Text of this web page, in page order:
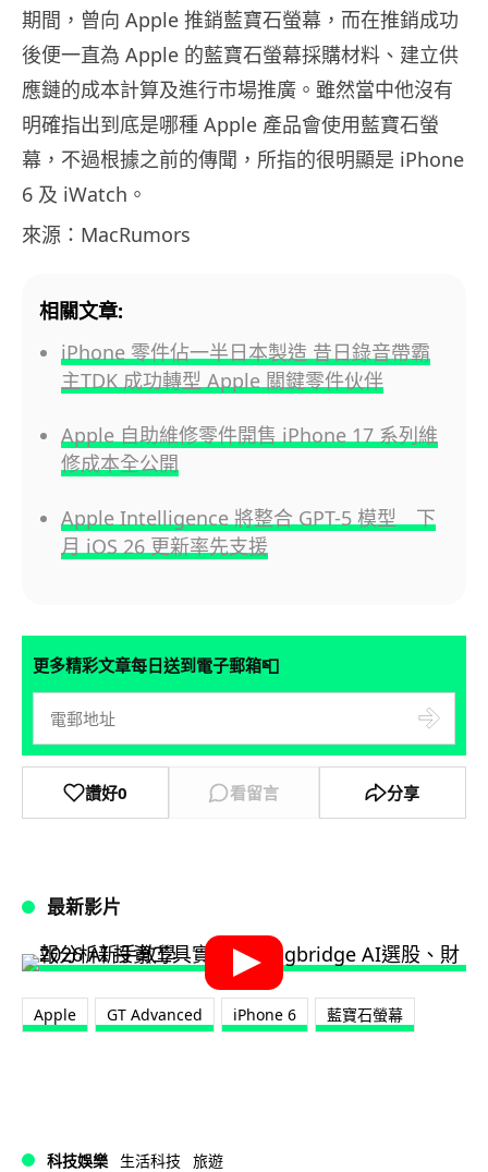
期間，曾向 Apple 推銷藍寶石螢幕，而在推銷成功
後便一直為 Apple 的藍寶石螢幕採購材料、建立供
應鏈的成本計算及進行市場推廣。雖然當中他沒有
明確指出到底是哪種 Apple 產品會使用藍寶石螢
幕，不過根據之前的傳聞，所指的很明顯是 iPhone
6 及 iWatch。
來源：MacRumors
相關文章:
iPhone 零件佔一半日本製造 昔日錄音帶霸
主TDK 成功轉型 Apple 關鍵零件伙伴
Apple 自助維修零件開售 iPhone 17 系列維
修成本全公開
Apple Intelligence 將整合 GPT-5 模型 下
月 iOS 26 更新率先支援
更多精彩文章每日送到電子郵箱📮
讚好0 看留言 分享
最新影片
Apple GT Advanced iPhone 6 藍寶石螢幕
科技娛樂 生活科技 旅遊